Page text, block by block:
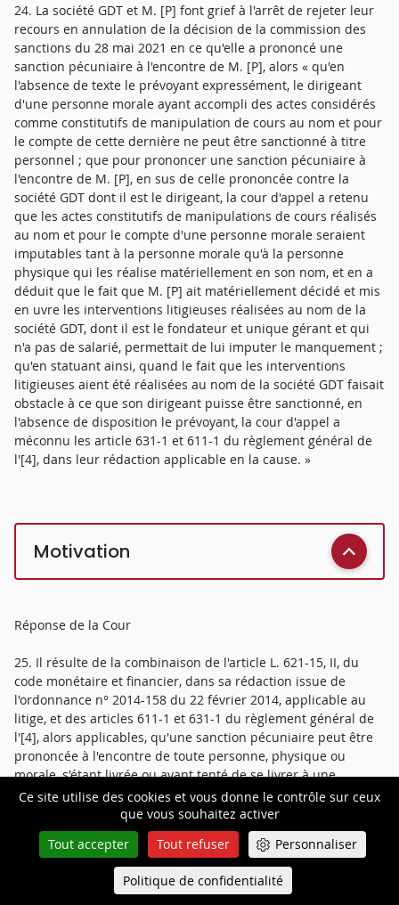
Ce site utilise des cookies et vous donne le contrôle sur ceux
que vous souhaitez activer
Tout accepter
Tout refuser Personnaliser
Politique de confidentialité
24. La société GDT et M. [P] font grief à l'arrêt de rejeter leur
recours en annulation de la décision de la commission des
sanctions du 28 mai 2021 en ce qu'elle a prononcé une
sanction pécuniaire à l'encontre de M. [P], alors « qu'en
l'absence de texte le prévoyant expressément, le dirigeant
d'une personne morale ayant accompli des actes considérés
comme constitutifs de manipulation de cours au nom et pour
le compte de cette dernière ne peut être sanctionné à titre
personnel ; que pour prononcer une sanction pécuniaire à
l'encontre de M. [P], en sus de celle prononcée contre la
société GDT dont il est le dirigeant, la cour d'appel a retenu
que les actes constitutifs de manipulations de cours réalisés
au nom et pour le compte d'une personne morale seraient
imputables tant à la personne morale qu'à la personne
physique qui les réalise matériellement en son nom, et en a
déduit que le fait que M. [P] ait matériellement décidé et mis
en uvre les interventions litigieuses réalisées au nom de la
société GDT, dont il est le fondateur et unique gérant et qui
n'a pas de salarié, permettait de lui imputer le manquement ;
qu'en statuant ainsi, quand le fait que les interventions
litigieuses aient été réalisées au nom de la société GDT faisait
obstacle à ce que son dirigeant puisse être sanctionné, en
l'absence de disposition le prévoyant, la cour d'appel a
méconnu les article 631-1 et 611-1 du règlement général de
l'[4], dans leur rédaction applicable en la cause. »
Motivation
Réponse de la Cour
25. Il résulte de la combinaison de l'article L. 621-15, II, du
code monétaire et financier, dans sa rédaction issue de
l'ordonnance n° 2014-158 du 22 février 2014, applicable au
litige, et des articles 611-1 et 631-1 du règlement général de
l'[4], alors applicables, qu'une sanction pécuniaire peut être
prononcée à l'encontre de toute personne, physique ou
morale, s'étant livrée ou ayant tenté de se livrer à une
manipulation de cours.
26. L'arrêt retient que M. [P], fondateur et unique gérant de la
société GDT, est personnellement responsable de l'activité de
négociation de cette société et qu'il a décidé et mis en uvre
les interventions litigieuses réalisées au nom de la société
Queue-Fair